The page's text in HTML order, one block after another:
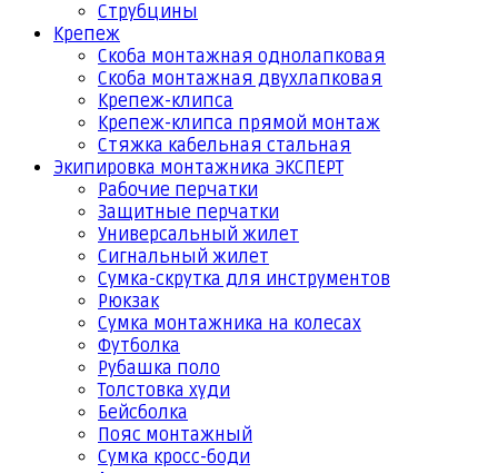
Струбцины
Крепеж
Скоба монтажная однолапковая
Скоба монтажная двухлапковая
Крепеж-клипса
Крепеж-клипса прямой монтаж
Стяжка кабельная стальная
Экипировка монтажника ЭКСПЕРТ
Рабочие перчатки
Защитные перчатки
Универсальный жилет
Сигнальный жилет
Сумка-скрутка для инструментов
Рюкзак
Сумка монтажника на колесах
Футболка
Рубашка поло
Толстовка худи
Бейсболка
Пояс монтажный
Сумка кросс-боди